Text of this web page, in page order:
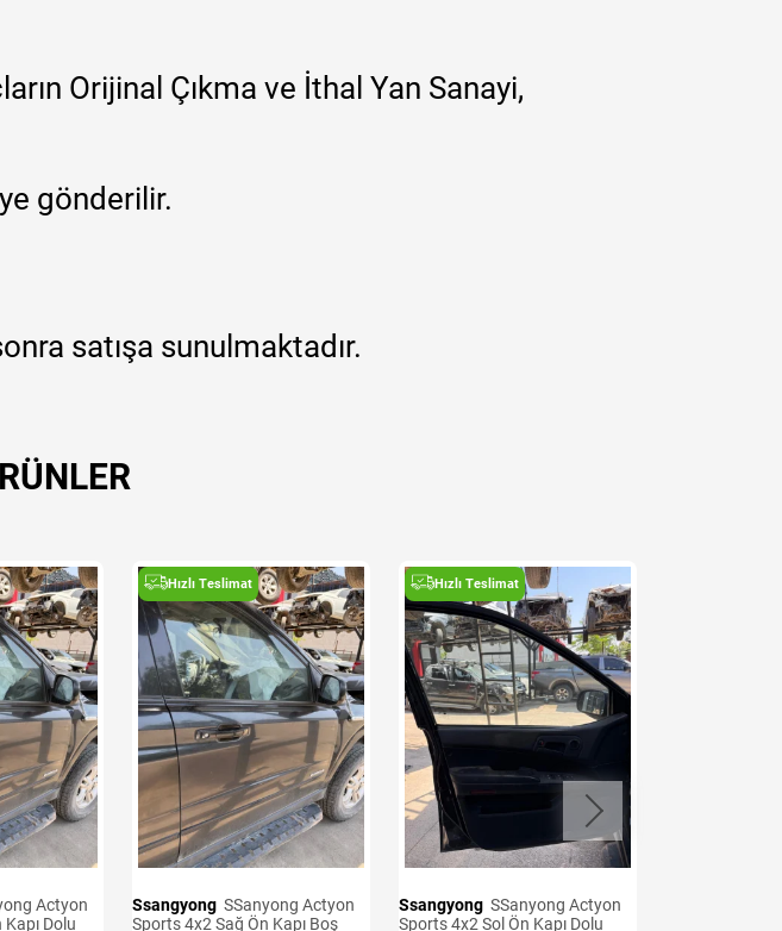
Orijinal Çıkma ve İthal Yan Sanayi,
gönderilir.
satışa sunulmaktadır.
Dolu
Hızlı Teslimat
Ssangyong
Sports 4x2 Sağ Ön Kapı Boş
Hızlı Teslimat
Ssangyong
Sports 4x2 Sol Ön Kapı Dolu